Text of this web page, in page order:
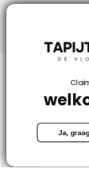
Mijn account
Categorieën
Contact
Ja,